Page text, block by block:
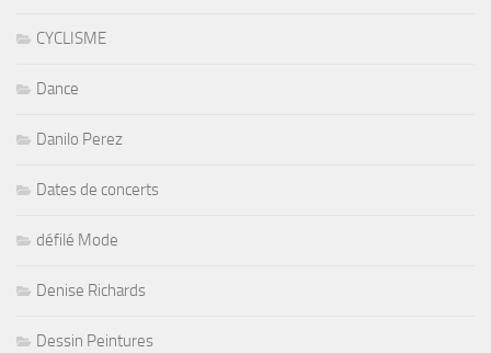
CYCLISME
Dance
Danilo Perez
Dates de concerts
défilé Mode
Denise Richards
Dessin Peintures